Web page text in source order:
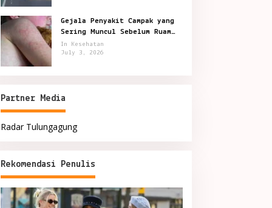
Gejala Penyakit Campak yang
Sering Muncul Sebelum Ruam
Terlihat
In Kesehatan
July 3, 2026
Partner Media
Radar Tulungagung
Rekomendasi Penulis